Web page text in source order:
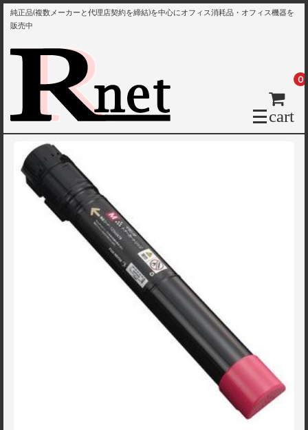
純正品(複数メーカーと代理店契約を締結)を中心にオフィス消耗品・オフィス機器を
販売中
cart
0